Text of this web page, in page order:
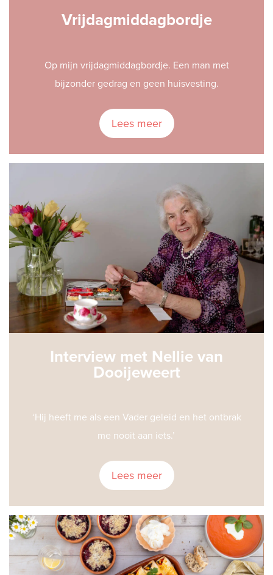
Vrijdagmiddagbordje
Op mijn vrijdagmiddagbordje. Een man met
bijzonder gedrag en geen huisvesting.
Lees meer
Interview met Nellie van
Dooijeweert
‘Hij heeft me als een Vader geleid en het ontbrak
me nooit aan iets.’
Lees meer